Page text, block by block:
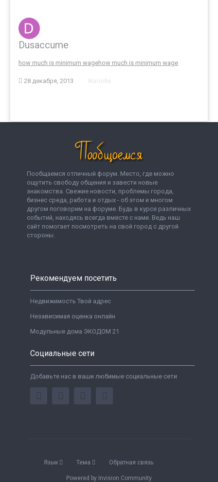
Dusaccume
how much is minimum wagehow much is minimum wage
28 декабря, 2013 Жалоба
Пообщаемся отличный форум. Место, где можно
ощутить свободу общения и завести новые
знакомства. Свежие новости, проблемы города,
бизнес среда, работа и отдых - об этом и многом
другом поговорим на форуме. Будь в курсе различных
событий, находясь всегда вместе с нами. Ведь наш
сайт помогает посмотреть на свой город с другой
стороны.
Рекомендуем посетить
Недвижимость Твой адрес
Независимая оценка онлайн
Модульные дома ЭКОДОМ 21
Социальные сети
Добавьте нас в ваши любимые социальные сети
Язык Тема Обратная связь
Powered by Invision Community